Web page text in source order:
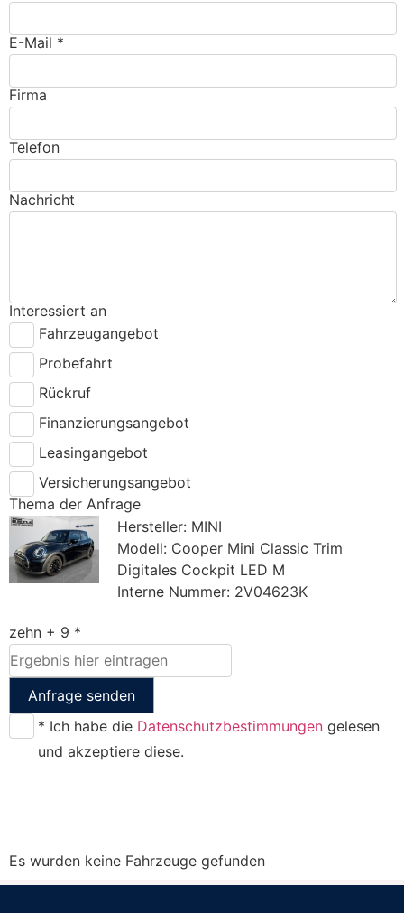
E-Mail *
Firma
Telefon
Nachricht
Interessiert an
Fahrzeugangebot
Probefahrt
Rückruf
Finanzierungsangebot
Leasingangebot
Versicherungsangebot
Thema der Anfrage
Hersteller: MINI
Modell: Cooper Mini Classic Trim
Digitales Cockpit LED M
Interne Nummer: 2V04623K
zehn + 9 *
Anfrage senden
* Ich habe die Datenschutzbestimmungen gelesen
und akzeptiere diese.
Es wurden keine Fahrzeuge gefunden